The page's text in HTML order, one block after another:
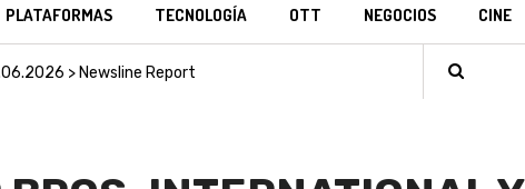
PLATAFORMAS TECNOLOGÍA OTT NEGOCIOS CINE
> Newsline Report